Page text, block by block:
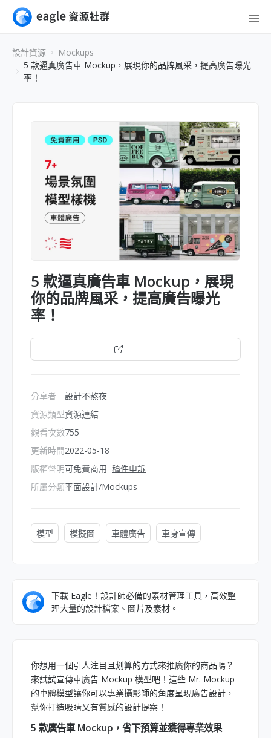
設計資源
Mockups
5 款逼真廣告車 Mockup，展現你的品牌風采，提高廣告曝光
率！
5 款逼真廣告車 Mockup，展現
你的品牌風采，提高廣告曝光
率！
分享者
資源類型
觀看次數
更新時間
版權聲明
所屬分類
設計不熬夜
資源連結
755
2022-05-18
可免費商用 稿件申訴
平面設計/Mockups
模型 模擬圖 車體廣告 車身宣傳
下載 Eagle！設計師必備的素材管理工具，高效整
理大量的設計檔案、圖片及素材。
你想用一個引人注目且划算的方式來推廣你的商品嗎？
來試試宣傳車廣告 Mockup 模型吧！這些 Mr. Mockup
的車體模型讓你可以專業攝影師的角度呈現廣告設計，
幫你打造吸睛又有質感的設計提案！
5 款廣告車 Mockup，省下預算並獲得專業效果